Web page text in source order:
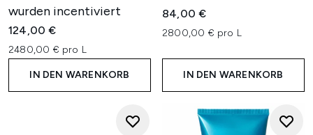
wurden incentiviert
124,00 €
2480,00 € pro L
IN DEN WARENKORB
84,00 €
2800,00 € pro L
IN DEN WARENKORB